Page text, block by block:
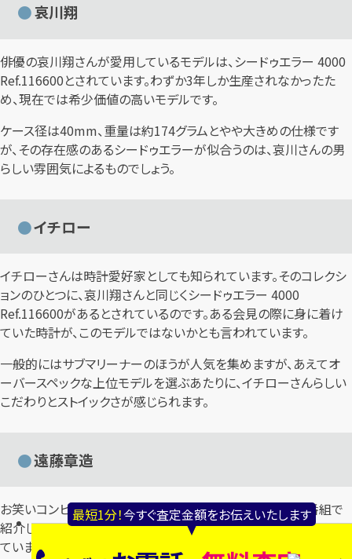
最短1分！今すぐ査定金額をお伝えいたします
哀川翔
俳優の哀川翔さんが愛用しているモデルは、シードゥエラー 4000
Ref.116600とされています。わずか3年しか生産されなかったた
め、現在では希少価値の高いモデルです。
ケース径は40mm、重量は約174グラムとやや大きめの仕様です
が、その存在感のあるシードゥエラーが似合うのは、哀川さんの男
らしい雰囲気によるものでしょう。
イチロー
イチローさんは時計愛好家としても知られています。そのコレクシ
ョンのひとつに、哀川翔さんと同じくシードゥエラー 4000
Ref.116600があるとされているのです。ある会見の際に身に着け
ていた時計が、このモデルではないかとも言われています。
一般的にはサブマリーナーのほうが人気を集めますが、あえてオ
ーバースペックな上位モデルを選ぶあたりに、イチローさんらしい
こだわりとストイックさが感じられます。
遠藤章造
お笑いコンビ・ココリコの遠藤章造さんは、某バラエティー番組で
紹介した時計が、シードゥエラー Ref.126600ではないかと言われ
ています。